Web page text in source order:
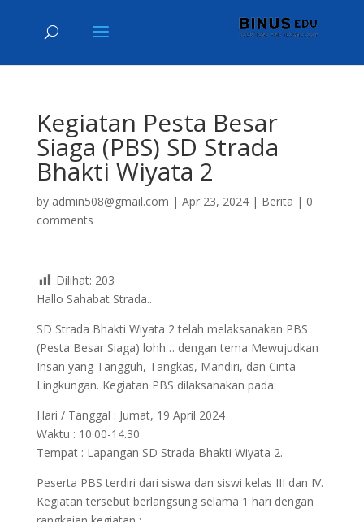
Kegiatan Pesta Besar
Siaga (PBS) SD Strada
Bhakti Wiyata 2
by admin508@gmail.com | Apr 23, 2024| Berita | 0
comments
Dilihat: 203
Hallo Sahabat Strada..
SD Strada Bhakti Wiyata 2 telah melaksanakan PBS
(Pesta Besar Siaga) lohh… dengan tema Mewujudkan
Insan yang Tangguh, Tangkas, Mandiri, dan Cinta
Lingkungan. Kegiatan PBS dilaksanakan pada:
Hari / Tanggal : Jumat, 19 April 2024
Waktu : 10.00-14.30
Tempat : Lapangan SD Strada Bhakti Wiyata 2.
Peserta PBS terdiri dari siswa dan siswi kelas III dan IV.
Kegiatan tersebut berlangsung selama 1 hari dengan